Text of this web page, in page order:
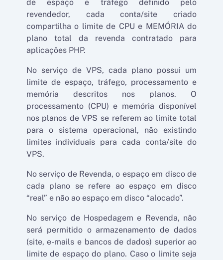
de espaço e tráfego definido pelo
revendedor, cada conta/site criado
compartilha o limite de CPU e MEMÓRIA do
plano total da revenda contratado para
aplicações PHP.
No serviço de VPS, cada plano possui um
limite de espaço, tráfego, processamento e
memória descritos nos planos. O
processamento (CPU) e memória disponível
nos planos de VPS se referem ao limite total
para o sistema operacional, não existindo
limites individuais para cada conta/site do
VPS.
No serviço de Revenda, o espaço em disco de
cada plano se refere ao espaço em disco
“real” e não ao espaço em disco “alocado”.
No serviço de Hospedagem e Revenda, não
será permitido o armazenamento de dados
(site, e-mails e bancos de dados) superior ao
limite de espaço do plano. Caso o limite seja